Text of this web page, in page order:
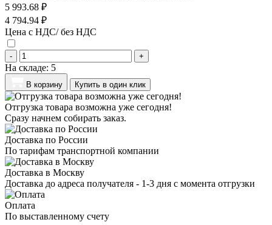
5 993.68 ₽
4 794.94 ₽
Цена с НДС/ без НДС
- +
На складе: 5
В корзину Купить в один клик
Отгрузка товара возможна уже сегодня!
Сразу начнем собирать заказ.
Доставка по России
По тарифам транспортной компании
Доставка в Москву
Доставка до адреса получателя - 1-3 дня с момента отгрузки
Оплата
По выставленному счету